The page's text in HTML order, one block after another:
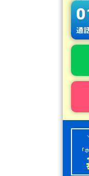
通
「